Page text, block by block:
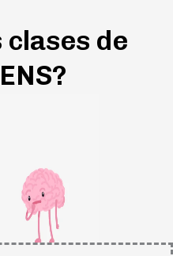
clases de